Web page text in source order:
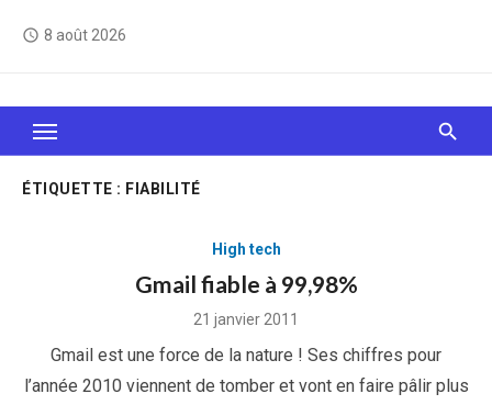
access_time 8 août 2026
Le Web, c'est comme une boîte de chocolats… On
sait jamais sur quoi on va tomber !
ÉTIQUETTE : FIABILITÉ
High tech
Gmail fiable à 99,98%
Posted
21 janvier 2011
Gmail est une force de la nature ! Ses chiffres pour
l’année 2010 viennent de tomber et vont en faire pâlir plus